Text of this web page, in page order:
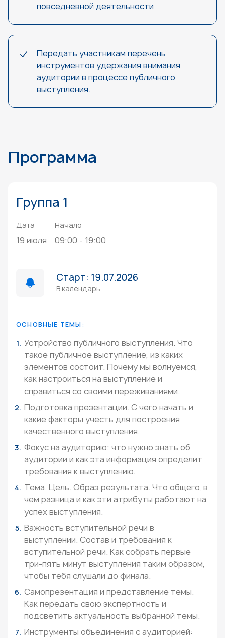
повседневной деятельности
Передать участникам перечень
инструментов удержания внимания
аудитории в процессе публичного
выступления.
Программа
Группа 1
Дата Начало
19 июля 09:00 - 19:00
Старт: 19.07.2026
В календарь
ОСНОВНЫЕ ТЕМЫ:
Устройство публичного выступления. Что
такое публичное выступление, из каких
элементов состоит. Почему мы волнуемся,
как настроиться на выступление и
справиться со своими переживаниями.
Подготовка презентации. С чего начать и
какие факторы учесть для построения
качественного выступления.
Фокус на аудиторию: что нужно знать об
аудитории и как эта информация определит
требования к выступлению.
Тема. Цель. Образ результата. Что общего, в
чем разница и как эти атрибуты работают на
успех выступления.
Важность вступительной речи в
выступлении. Состав и требования к
вступительной речи. Как собрать первые
три-пять минут выступления таким образом,
чтобы тебя слушали до финала.
Самопрезентация и представление темы.
Как передать свою экспертность и
подсветить актуальность выбранной темы.
Инструменты объединения с аудиторией: